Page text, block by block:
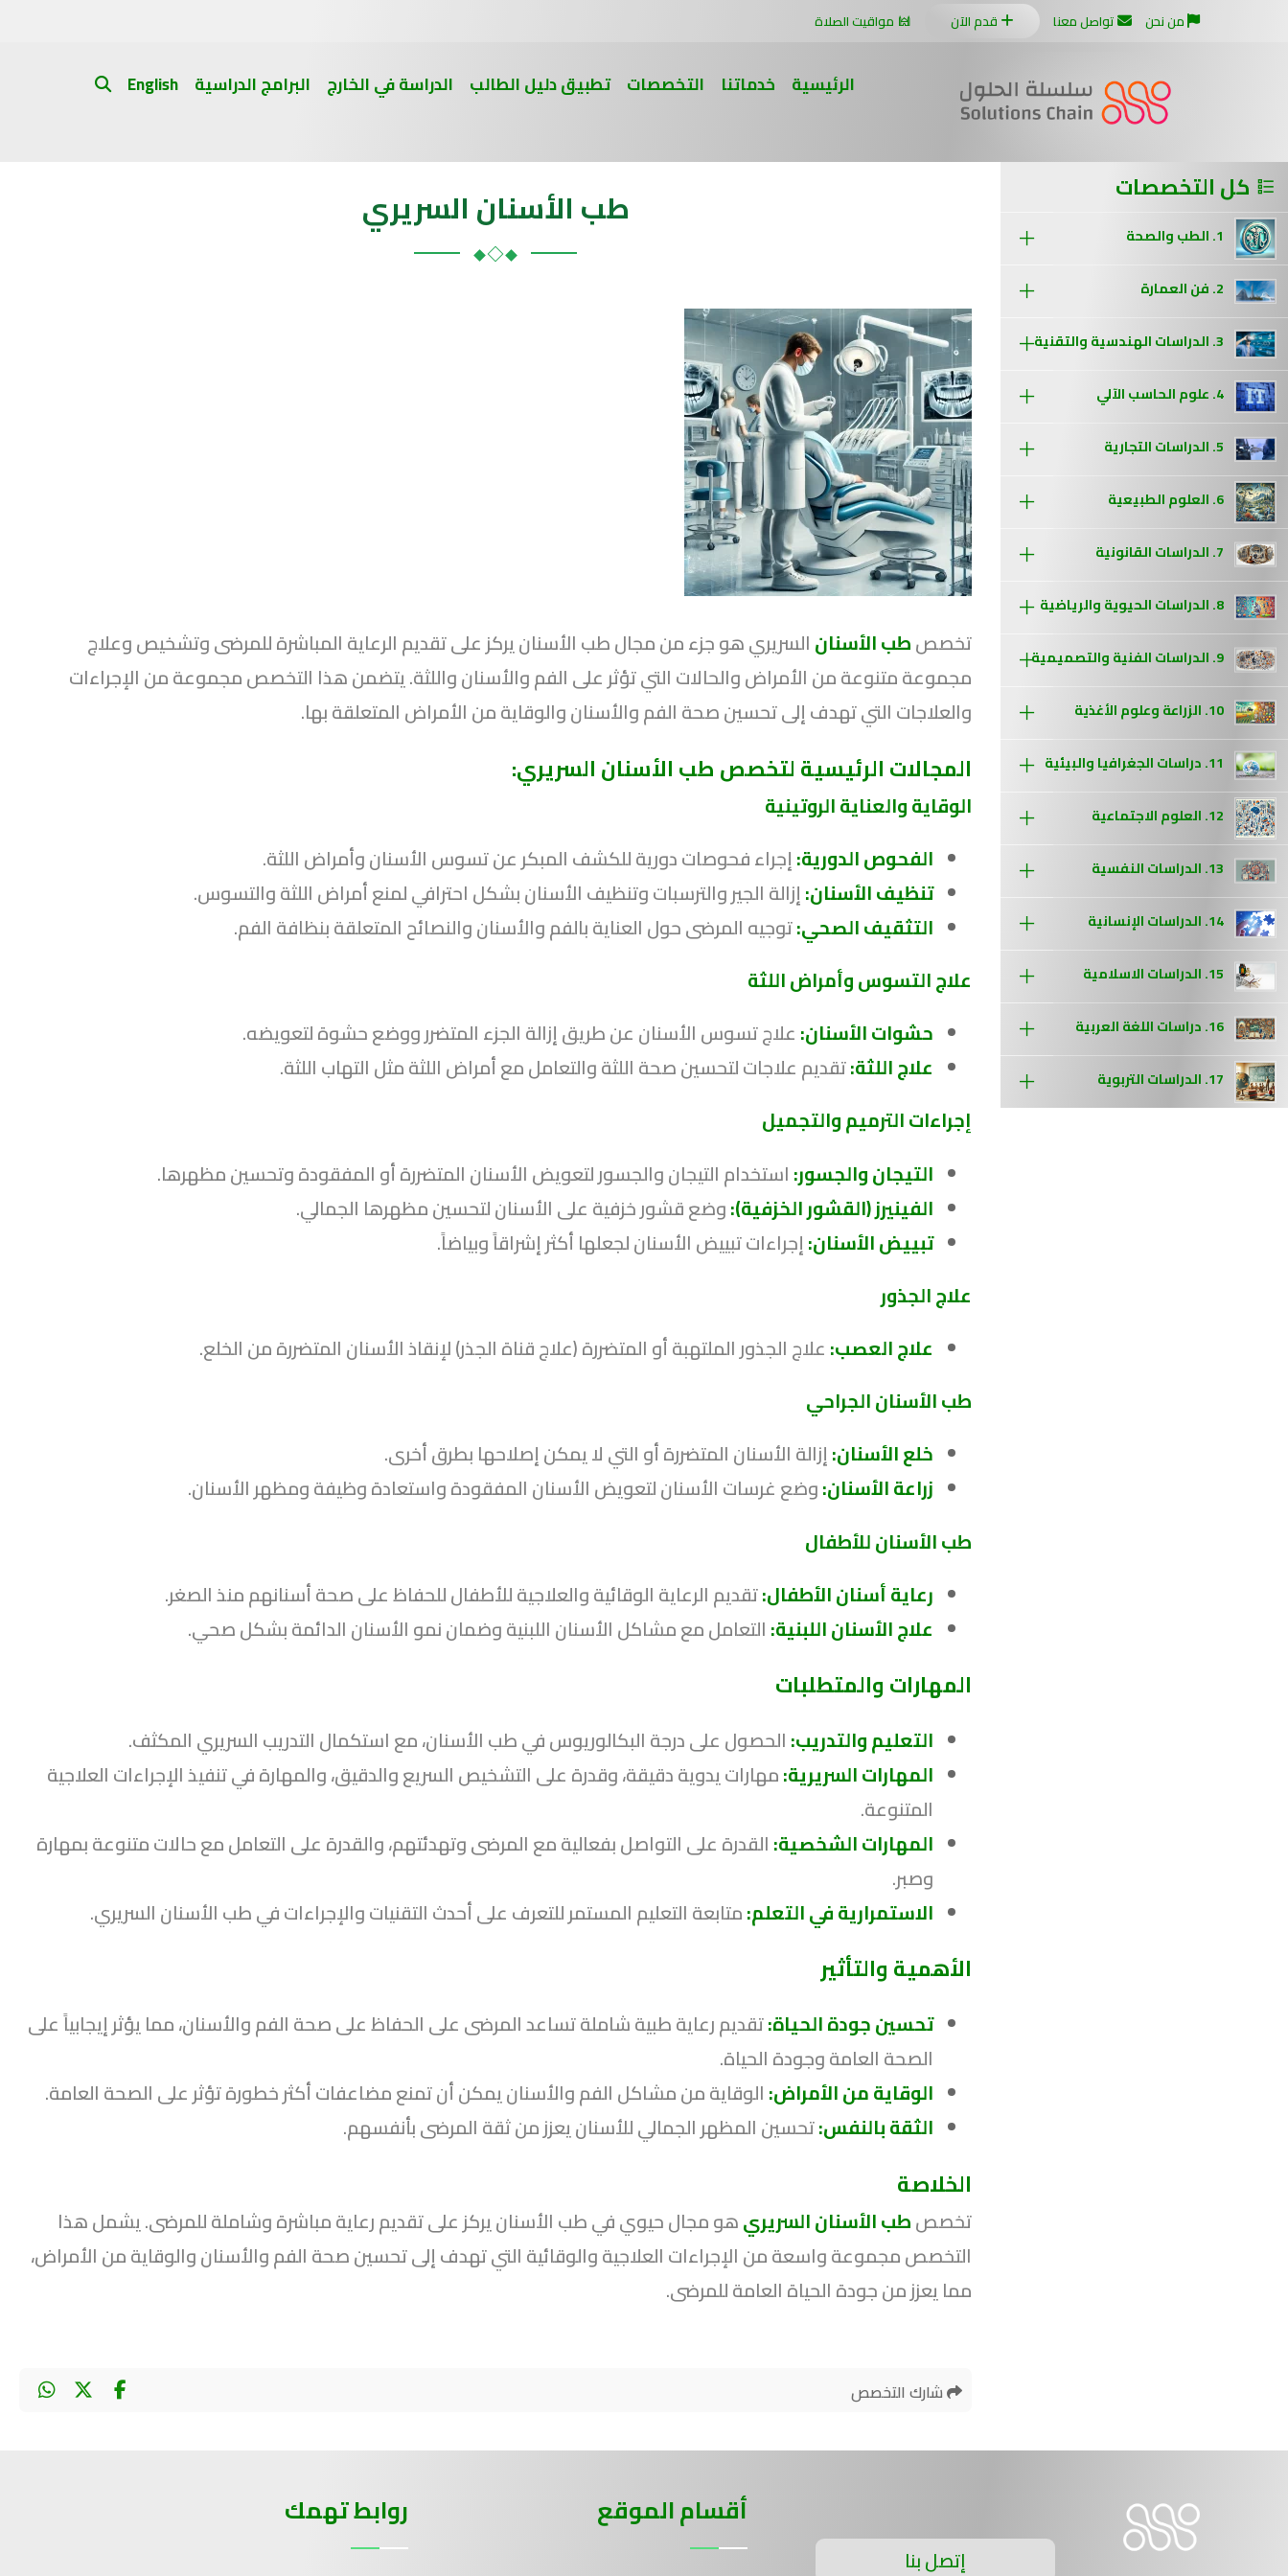
من نحن تواصل معنا قدم الآن مواقيت الصلاة
الرئيسية خدماتنا التخصصات تطبيق دليل الطالب الدراسة في الخارج البرامج الدراسية English
كل التخصصات
1. الطب والصحة
2. فن العمارة
3. الدراسات الهندسية والتقنية
4. علوم الحاسب الآلي
5. الدراسات التجارية
6. العلوم الطبيعية
7. الدراسات القانونية
8. الدراسات الحيوية والرياضية
9. الدراسات الفنية والتصميمية
10. الزراعة وعلوم الأغذية
11. دراسات الجغرافيا والبيئية
12. العلوم الاجتماعية
13. الدراسات النفسية
14. الدراسات الإنسانية
15. الدراسات الاسلامية
16. دراسات اللغة العربية
17. الدراسات التربوية
طب الأسنان السريري
تخصصطب الأسنانالسريري هو جزء من مجال طب الأسنان يركز على تقديم الرعاية المباشرة للمرضى وتشخيص وعلاج
مجموعة متنوعة من الأمراض والحالات التي تؤثر على الفم والأسنان واللثة. يتضمن هذا التخصص مجموعة من الإجراءات
والعلاجات التي تهدف إلى تحسين صحة الفم والأسنان والوقاية من الأمراض المتعلقة بها.
المجالات الرئيسية لتخصص طب الأسنان السريري:
الوقاية والعناية الروتينية
الفحوص الدورية:إجراء فحوصات دورية للكشف المبكر عن تسوس الأسنان وأمراض اللثة.
تنظيف الأسنان:إزالة الجير والترسبات وتنظيف الأسنان بشكل احترافي لمنع أمراض اللثة والتسوس.
التثقيف الصحي:توجيه المرضى حول العناية بالفم والأسنان والنصائح المتعلقة بنظافة الفم.
علاج التسوس وأمراض اللثة
حشوات الأسنان:علاج تسوس الأسنان عن طريق إزالة الجزء المتضرر ووضع حشوة لتعويضه.
علاج اللثة:تقديم علاجات لتحسين صحة اللثة والتعامل مع أمراض اللثة مثل التهاب اللثة.
إجراءات الترميم والتجميل
التيجان والجسور:استخدام التيجان والجسور لتعويض الأسنان المتضررة أو المفقودة وتحسين مظهرها.
الفينيرز (القشور الخزفية):وضع قشور خزفية على الأسنان لتحسين مظهرها الجمالي.
تبييض الأسنان:إجراءات تبييض الأسنان لجعلها أكثر إشراقاً وبياضاً.
علاج الجذور
علاج العصب:علاج الجذور الملتهبة أو المتضررة (علاج قناة الجذر) لإنقاذ الأسنان المتضررة من الخلع.
طب الأسنان الجراحي
خلع الأسنان:إزالة الأسنان المتضررة أو التي لا يمكن إصلاحها بطرق أخرى.
زراعة الأسنان:وضع غرسات الأسنان لتعويض الأسنان المفقودة واستعادة وظيفة ومظهر الأسنان.
طب الأسنان للأطفال
رعاية أسنان الأطفال:تقديم الرعاية الوقائية والعلاجية للأطفال للحفاظ على صحة أسنانهم منذ الصغر.
علاج الأسنان اللبنية:التعامل مع مشاكل الأسنان اللبنية وضمان نمو الأسنان الدائمة بشكل صحي.
المهارات والمتطلبات
التعليم والتدريب:الحصول على درجة البكالوريوس في طب الأسنان، مع استكمال التدريب السريري المكثف.
المهارات السريرية:مهارات يدوية دقيقة، وقدرة على التشخيص السريع والدقيق، والمهارة في تنفيذ الإجراءات العلاجية
المتنوعة.
المهارات الشخصية:القدرة على التواصل بفعالية مع المرضى وتهدئتهم، والقدرة على التعامل مع حالات متنوعة بمهارة
وصبر.
الاستمرارية في التعلم:متابعة التعليم المستمر للتعرف على أحدث التقنيات والإجراءات في طب الأسنان السريري.
الأهمية والتأثير
تحسين جودة الحياة:تقديم رعاية طبية شاملة تساعد المرضى على الحفاظ على صحة الفم والأسنان، مما يؤثر إيجابياً على
الصحة العامة وجودة الحياة.
الوقاية من الأمراض:الوقاية من مشاكل الفم والأسنان يمكن أن تمنع مضاعفات أكثر خطورة تؤثر على الصحة العامة.
الثقة بالنفس:تحسين المظهر الجمالي للأسنان يعزز من ثقة المرضى بأنفسهم.
الخلاصة
تخصصطب الأسنان السريريهو مجال حيوي في طب الأسنان يركز على تقديم رعاية مباشرة وشاملة للمرضى. يشمل هذا
التخصص مجموعة واسعة من الإجراءات العلاجية والوقائية التي تهدف إلى تحسين صحة الفم والأسنان والوقاية من الأمراض،
مما يعزز من جودة الحياة العامة للمرضى.
شارك التخصص
إتصل بنا
أقسام الموقع روابط تهمك